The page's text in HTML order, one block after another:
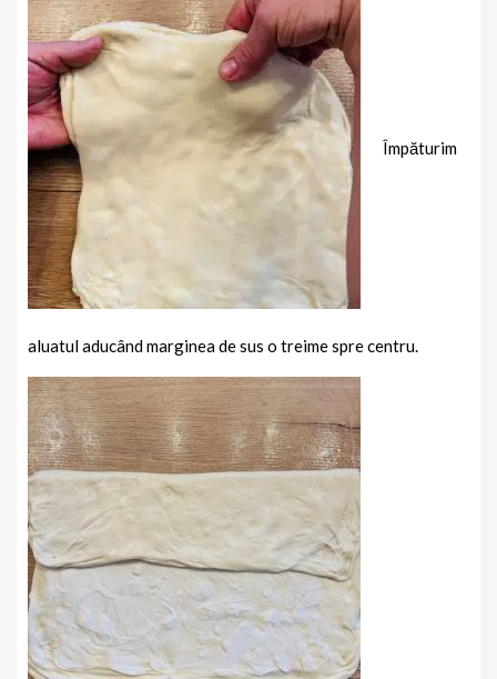
Împăturim
aluatul aducând marginea de sus o treime spre centru.